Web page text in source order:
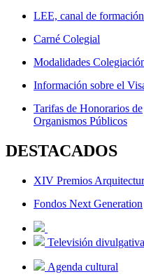
LEE, canal de
Carné Colegial
Modalidades
Información sobre el
Tarifas de Honorarios de
Organismos Públicos
DESTACADOS
XIV Premios
Fondos Next Generation
Televisión
Agenda cultural